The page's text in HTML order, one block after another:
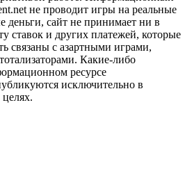
не проводит игры на реальные
деньги, сайт не принимает ни в
ставок и других платежей, которые
связаны с азартными играми,
Какие-либо
ресурсе
исключительно в